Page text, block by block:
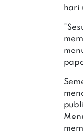
hari